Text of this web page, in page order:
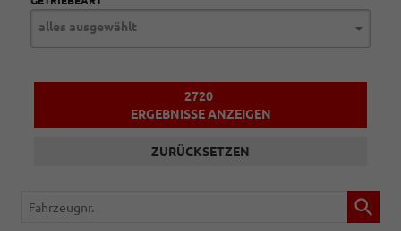
alles ausgewählt
2720
ERGEBNISSE ANZEIGEN
ZURÜCKSETZEN
Fahrzeugnr.